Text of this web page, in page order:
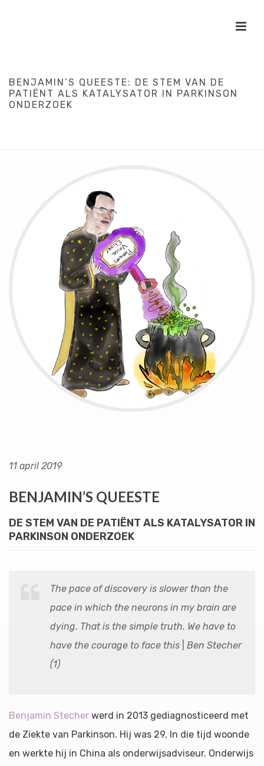
BENJAMIN’S QUEESTE: DE STEM VAN DE
PATIËNT ALS KATALYSATOR IN PARKINSON
ONDERZOEK
11 april 2019
BENJAMIN’S QUEESTE
DE STEM VAN DE PATIËNT ALS KATALYSATOR IN
PARKINSON ONDERZOEK
The pace of discovery is slower than the
pace in which the neurons in my brain are
dying. That is the simple truth. We have to
have the courage to face this
Ben Stecher
(1)
Benjamin Stecher werd in 2013 gediagnosticeerd met
de Ziekte van Parkinson. Hij was 29. In die tijd woonde
en werkte hij in China als onderwijsadviseur. Onderwijs